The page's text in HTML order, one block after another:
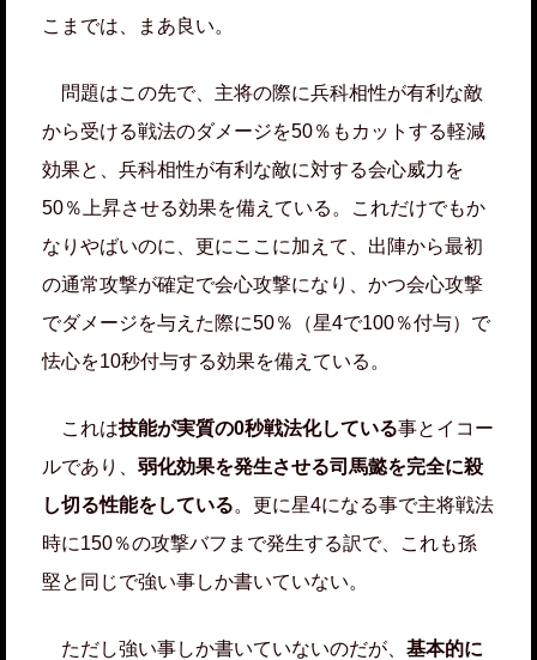
こまでは、まあ良い。
問題はこの先で、主将の際に兵科相性が有利な敵
から受ける戦法のダメージを50％もカットする軽減
効果と、兵科相性が有利な敵に対する会心威力を
50％上昇させる効果を備えている。これだけでもか
なりやばいのに、更にここに加えて、出陣から最初
の通常攻撃が確定で会心攻撃になり、かつ会心攻撃
でダメージを与えた際に50％（星4で100％付与）で
怯心を10秒付与する効果を備えている。
これは技能が実質の0秒戦法化している事とイコー
ルであり、 弱化効果を発生させる司馬懿を完全に殺
し切る性能をしている。更に星4になる事で主将戦法
時に150％の攻撃バフまで発生する訳で、これも孫
堅と同じで強い事しか書いていない。
ただし強い事しか書いていないのだが、 基本的に